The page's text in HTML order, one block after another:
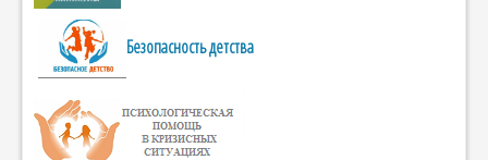
Безопасность детства